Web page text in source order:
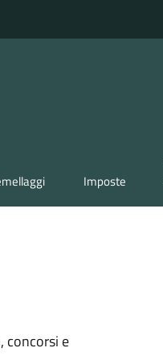
Imposte
concorsi e